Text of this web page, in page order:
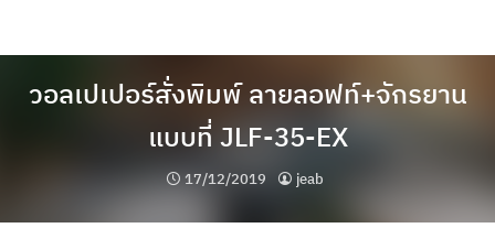
วอลเปเปอร์สั่งพิมพ์ ลายลอฟท์+จักรยาน
แบบที่ JLF-35-EX
17/12/2019 jeab